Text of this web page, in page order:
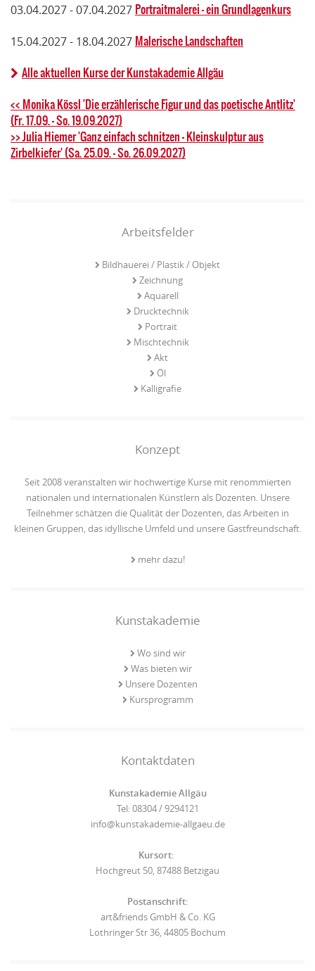
03.04.2027 - 07.04.2027 Portraitmalerei – ein Grundlagenkurs
15.04.2027 - 18.04.2027 Malerische Landschaften
Alle aktuellen Kurse der Kunstakademie Allgäu
<< Monika Kössl 'Die erzählerische Figur und das poetische Antlitz'
(Fr. 17.09. - So. 19.09.2027)
>> Julia Hiemer 'Ganz einfach schnitzen - Kleinskulptur aus
Zirbelkiefer' (Sa. 25.09. - So. 26.09.2027)
Arbeitsfelder
Bildhauerei / Plastik / Objekt
Zeichnung
Aquarell
Drucktechnik
Portrait
Mischtechnik
Akt
Öl
Kalligrafie
Konzept
Seit 2008 veranstalten wir hochwertige Kurse mit renommierten
nationalen und internationalen Künstlern als Dozenten. Unsere
Teilnehmer schätzen die Qualität der Dozenten, das Arbeiten in
kleinen Gruppen, das idyllische Umfeld und unsere Gastfreundschaft.
mehr dazu!
Kunstakademie
Wo sind wir
Was bieten wir
Unsere Dozenten
Kursprogramm
Kontaktdaten
Kunstakademie Allgäu
Tel: 08304 / 9294121
info@kunstakademie-allgaeu.de
Kursort:
Hochgreut 50, 87488 Betzigau
Postanschrift:
art&friends GmbH & Co. KG
Lothringer Str 36, 44805 Bochum